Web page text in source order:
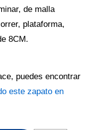
de malla
plataforma,
8CM.
puedes encontrar
este zapato en